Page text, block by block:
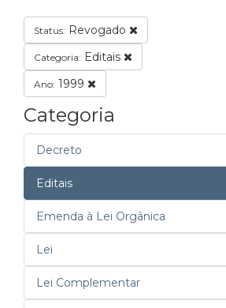
Status: Revogado
Categoria: Editais
Ano: 1999
Categoria
Decreto
Editais
Emenda à Lei Orgânica
Lei
Lei Complementar